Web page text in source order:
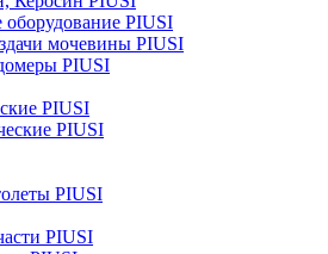
оборудование PIUSI
мочевины PIUSI
PIUSI
PIUSI
PIUSI
PIUSI
PIUSI